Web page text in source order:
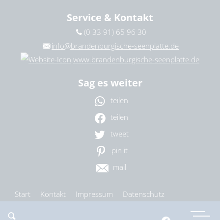
Service & Kontakt
(0 33 91) 65 96 30
info@brandenburgische-seenplatte.de
www.brandenburgische-seenplatte.de
Sag es weiter
teilen
teilen
tweet
pin it
mail
Start Kontakt Impressum
Datenschutz